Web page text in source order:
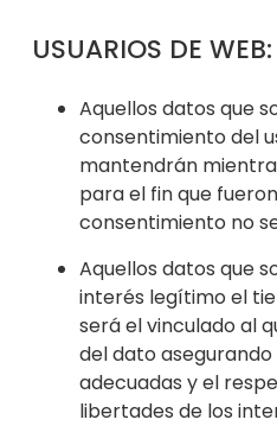
USUARIOS DE WEB:
Aquellos datos que
consentimiento del
mantendrán
para el fin que
consentimiento no
Aquellos datos que
interés legítimo el
será el vinculado al
del dato
adecuadas y el
libertades de los in